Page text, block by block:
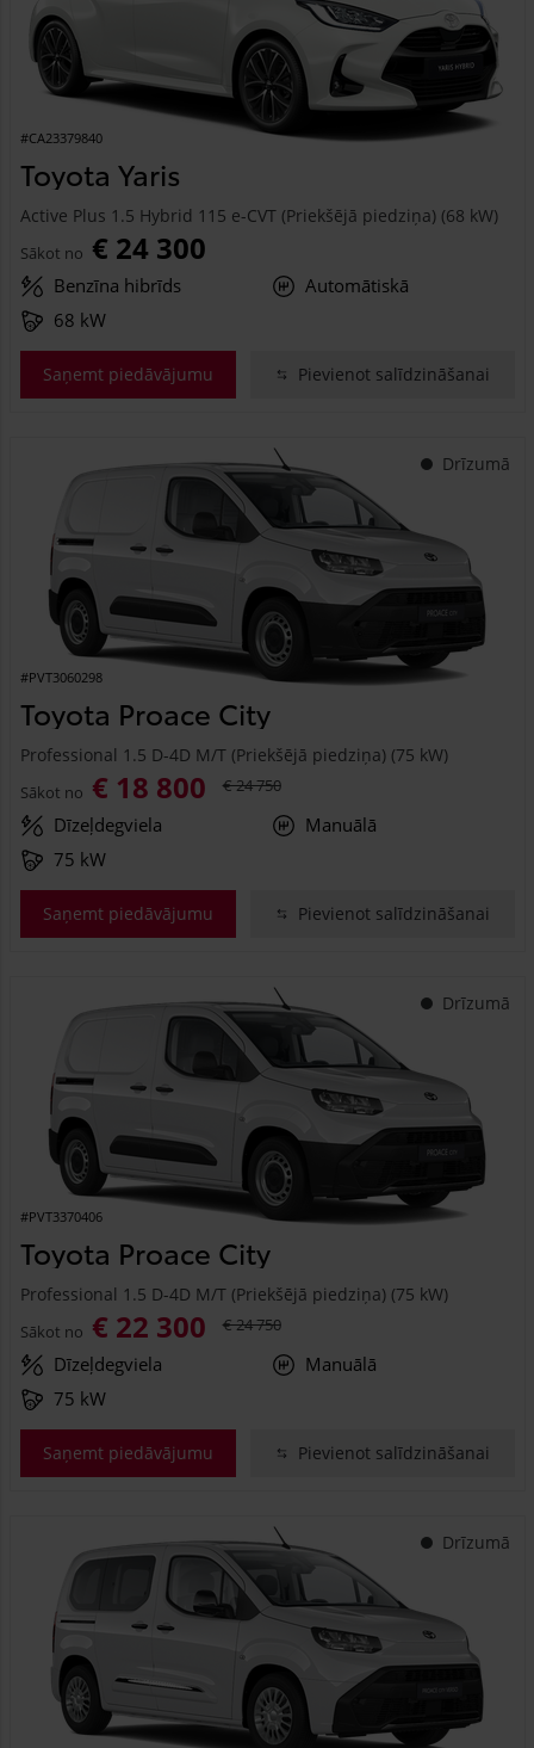
#CA23379840
Toyota Yaris
Active Plus 1.5 Hybrid 115 e-CVT (Priekšējā piedziņa) (68 kW)
Sākot no € 24 300
Benzīna hibrīds
Automātiskā
68 kW
Saņemt piedāvājumu Pievienot salīdzināšanai
Drīzumā
#PVT3060298
Toyota Proace City
Professional 1.5 D-4D M/T (Priekšējā piedziņa) (75 kW)
Sākot no € 18 800 € 24 750
Dīzeļdegviela
Manuālā
75 kW
Saņemt piedāvājumu Pievienot salīdzināšanai
Drīzumā
#PVT3370406
Toyota Proace City
Professional 1.5 D-4D M/T (Priekšējā piedziņa) (75 kW)
Sākot no € 22 300 € 24 750
Dīzeļdegviela
Manuālā
75 kW
Saņemt piedāvājumu Pievienot salīdzināšanai
Drīzumā